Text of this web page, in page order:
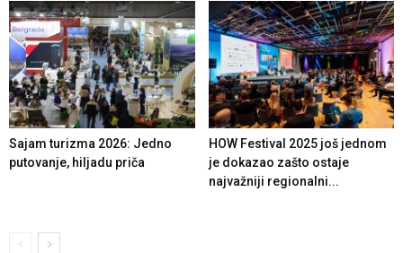
Sajam turizma 2026: Jedno
putovanje, hiljadu priča
HOW Festival 2025 još jednom
je dokazao zašto ostaje
najvažniji regionalni...